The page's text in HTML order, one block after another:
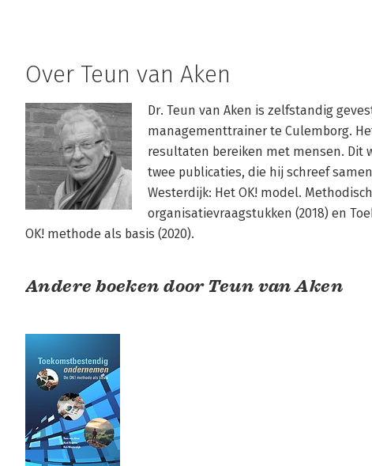
Over Teun van Aken
Dr. Teun van Aken is zelfstandig
managementtrainer te Culemborg.
resultaten bereiken met mensen. Dit
twee publicaties, die hij schreef
Westerdijk: Het OK! model.
organisatievraagstukken (2018) en
OK! methode als basis (2020).
Andere boeken door Teun van Aken